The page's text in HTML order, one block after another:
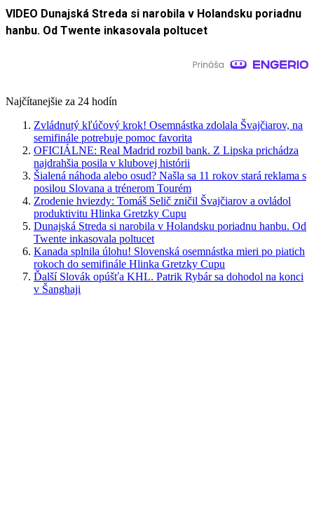
VIDEO Dunajská Streda si narobila v Holandsku poriadnu
hanbu. Od Twente inkasovala poltucet
Najčítanejšie za 24 hodín
Zvládnutý kľúčový krok! Osemnástka zdolala Švajčiarov, na
semifinále potrebuje pomoc favorita
OFICIÁLNE: Real Madrid rozbil bank. Z Lipska prichádza
najdrahšia posila v klubovej histórii
Šialená náhoda alebo osud? Našla sa 11 rokov stará reklama s
posilou Slovana a trénerom Tourém
Zrodenie hviezdy: Tomáš Selič zničil Švajčiarov a ovládol
produktivitu Hlinka Gretzky Cupu
Dunajská Streda si narobila v Holandsku poriadnu hanbu. Od
Twente inkasovala poltucet
Kanada splnila úlohu! Slovenská osemnástka mieri po piatich
rokoch do semifinále Hlinka Gretzky Cupu
Ďalší Slovák opúšťa KHL. Patrik Rybár sa dohodol na konci
v Šanghaji